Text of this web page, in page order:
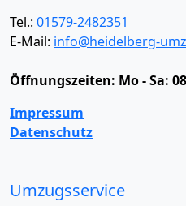
Tel.: 01579-2482351
E-Mail: info@heidelberg-
Öffnungszeiten: Mo - Sa:
Impressum
Datenschutz
Umzugsservice